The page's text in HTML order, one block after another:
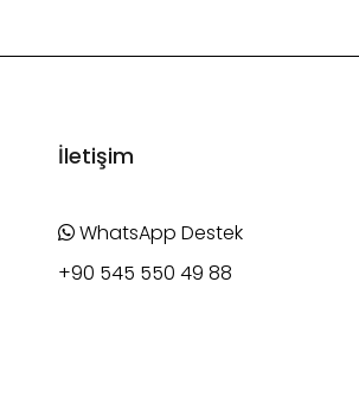
İletişim
WhatsApp Destek
+90 545 550 49 88